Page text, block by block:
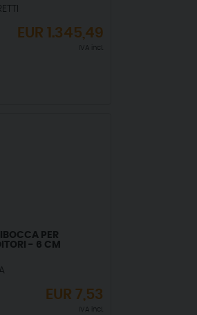
EUR 1.345,49
IVA incl.
PER
- 6 CM
EUR 7,53
IVA incl.